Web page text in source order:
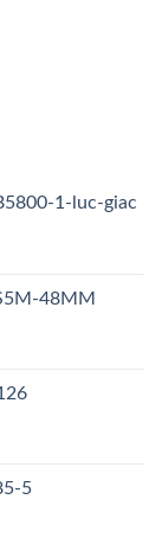
1-luc-giac
48MM
5